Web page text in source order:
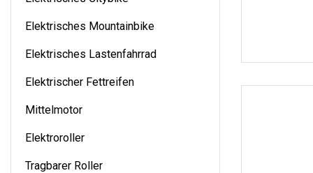
Elektrisches Mountainbike
Elektrisches Lastenfahrrad
Elektrischer Fettreifen
Mittelmotor
Elektroroller
Tragbarer Roller